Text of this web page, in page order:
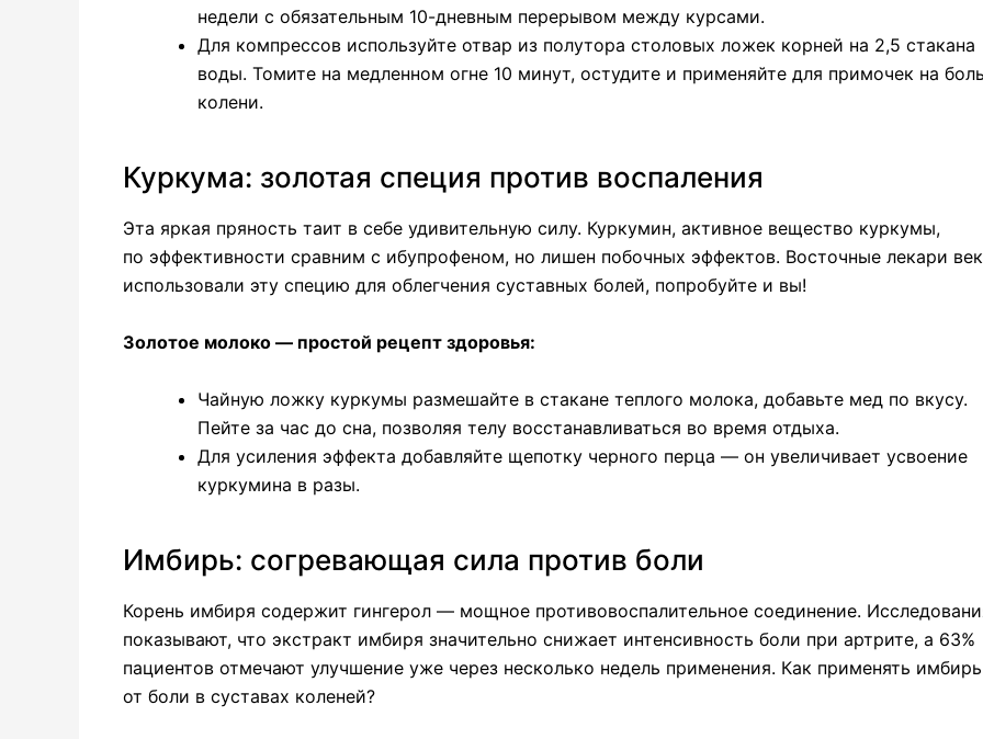
недели с обязательным 10-дневным перерывом между курсами.
Для компрессов используйте отвар из полутора столовых ложек корней на 2,5 стакана
воды. Томите на медленном огне 10 минут, остудите и применяйте для примочек на
колени.
Куркума: золотая специя против воспаления
Эта яркая пряность таит в себе удивительную силу. Куркумин, активное вещество куркумы,
по эффективности сравним с ибупрофеном, но лишен побочных эффектов. Восточные лекари
использовали эту специю для облегчения суставных болей, попробуйте и вы!
Золотое молоко — простой рецепт здоровья:
Чайную ложку куркумы размешайте в стакане теплого молока, добавьте мед по вкусу.
Пейте за час до сна, позволяя телу восстанавливаться во время отдыха.
Для усиления эффекта добавляйте щепотку черного перца — он увеличивает усвоение
куркумина в разы.
Имбирь: согревающая сила против боли
Корень имбиря содержит гингерол — мощное противовоспалительное соединение.
показывают, что экстракт имбиря значительно снижает интенсивность боли при артрите, а 63%
пациентов отмечают улучшение уже через несколько недель применения. Как применять имбирь
от боли в суставах коленей?